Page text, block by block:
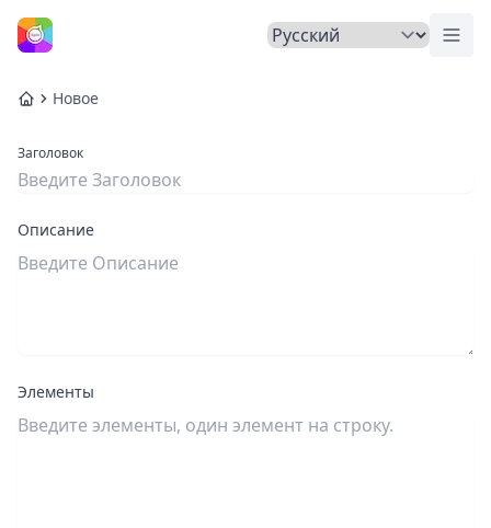
Главная
ГлавнаяНовое
Заголовок
Описание
Элементы